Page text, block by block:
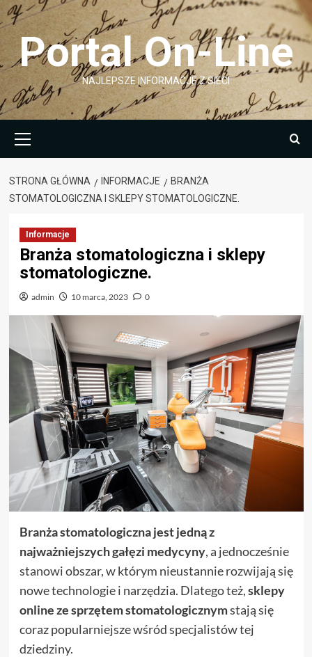
Przejdź
do
treściPortal On-Line
NAJLEPSZE INFORMACJE Z SIECI
główne
STRONA GŁÓWNA INFORMACJE
BRANŻA
STOMATOLOGICZNA I SKLEPY STOMATOLOGICZNE.
Informacje
Branża stomatologiczna i sklepy
stomatologiczne.
admin 10 marca, 2023 0
Branża stomatologiczna jest jedną z
najważniejszych gałęzi medycyny, a jednocześnie
stanowi obszar, w którym nieustannie rozwijają się
nowe technologie i narzędzia. Dlatego też,sklepy
online ze sprzętem stomatologicznymstają się
coraz popularniejsze wśród specjalistów tej
dziedziny.